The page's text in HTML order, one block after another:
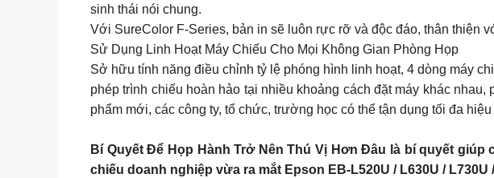
sinh thái nói chung.
Với SureColor F-Series, bản in sẽ luôn rực rỡ và độc đáo, thân thiện
Sử Dụng Linh Hoạt Máy Chiếu Cho Mọi Không Gian Phòng Họp
Sở hữu tính năng điều chỉnh tỷ lệ phóng hình linh hoạt, 4 dòng máy
phép trình chiếu hoàn hảo tại nhiều khoảng cách đặt máy khác
phẩm mới, các công ty, tổ chức, trường học có thể tận dụng tối đa
Bí Quyết Để Họp Hành Trở Nên Thú Vị Hơn Đâu là bí quyết
chiếu doanh nghiệp vừa ra mắt Epson EB-L520U / L630U / L730U